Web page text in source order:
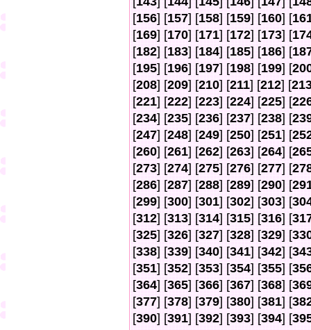
[156] [157] [158] [159] [160] [
[169] [170] [171] [172] [173] [
[182] [183] [184] [185] [186] [
[195] [196] [197] [198] [199] [
[208] [209] [210] [211] [212] [
[221] [222] [223] [224] [225] [
[234] [235] [236] [237] [238] [
[247] [248] [249] [250] [251] [
[260] [261] [262] [263] [264] [
[273] [274] [275] [276] [277] [
[286] [287] [288] [289] [290] [
[299] [300] [301] [302] [303] [
[312] [313] [314] [315] [316] [
[325] [326] [327] [328] [329] [
[338] [339] [340] [341] [342] [
[351] [352] [353] [354] [355] [
[364] [365] [366] [367] [368] [
[377] [378] [379] [380] [381] [
[390] [391] [392] [393] [394] [